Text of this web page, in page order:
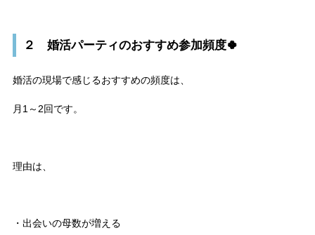
２ 婚活パーティのおすすめ参加頻度🍀
婚活の現場で感じるおすすめの頻度は、
月1～2回です。
理由は、
・出会いの母数が増える